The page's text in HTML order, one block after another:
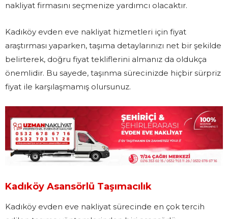
nakliyat firmasını seçmenize yardımcı olacaktır.
Kadıköy evden eve nakliyat hizmetleri için fiyat
araştırması yaparken, taşıma detaylarınızı net bir şekilde
belirterek, doğru fiyat tekliflerini almanız da oldukça
önemlidir. Bu sayede, taşınma sürecinizde hiçbir sürpriz
fiyat ile karşılaşmamış olursunuz.
Kadıköy Asansörlü Taşımacılık
Kadıköy evden eve nakliyat sürecinde en çok tercih